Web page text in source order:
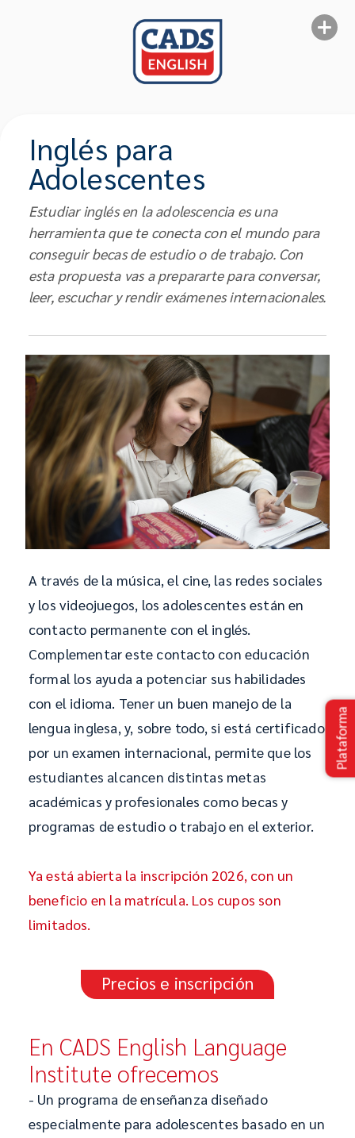
Plataforma
Inglés para
Adolescentes
Estudiar inglés en la adolescencia es una
herramienta que te conecta con el mundo para
conseguir becas de estudio o de trabajo. Con
esta propuesta vas a prepararte para conversar,
leer, escuchar y rendir exámenes internacionales.
A través de la música, el cine, las redes sociales
y los videojuegos, los adolescentes están en
contacto permanente con el inglés.
Complementar este contacto con educación
formal los ayuda a potenciar sus habilidades
con el idioma. Tener un buen manejo de la
lengua inglesa, y, sobre todo, si está certificado
por un examen internacional, permite que los
estudiantes alcancen distintas metas
académicas y profesionales como becas y
programas de estudio o trabajo en el exterior.
Ya está abierta la inscripción 2026, con un
beneficio en la matrícula. Los cupos son
limitados.
Precios e inscripción
En CADS English Language
Institute ofrecemos
- Un programa de enseñanza diseñado
especialmente para adolescentes basado en un